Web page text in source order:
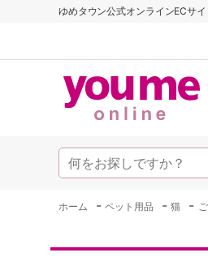
ゆめタウン公式オンラインECサ
ホーム -ペット用品 -猫 -